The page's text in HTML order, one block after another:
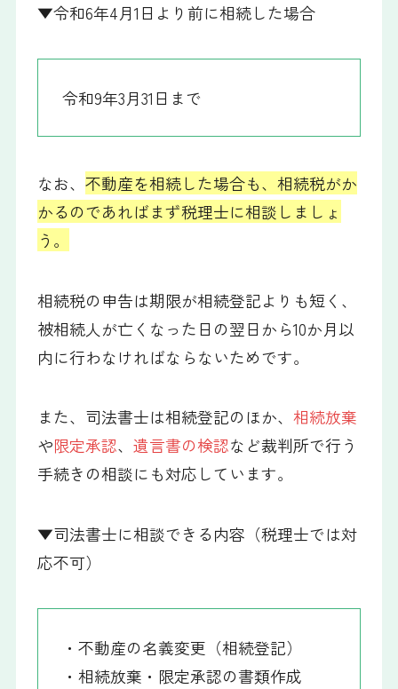
▼令和6年4月1日より前に相続した場合
令和9年3月31日まで
なお、不動産を相続した場合も、相続税がか
かるのであればまず税理士に相談しましょ
う。
相続税の申告は期限が相続登記よりも短く、
被相続人が亡くなった日の翌日から10か月以
内に行わなければならないためです。
また、司法書士は相続登記のほか、相続放棄
や限定承認、遺言書の検認など裁判所で行う
手続きの相談にも対応しています。
▼司法書士に相談できる内容（税理士では対
応不可）
・不動産の名義変更（相続登記）
・相続放棄・限定承認の書類作成